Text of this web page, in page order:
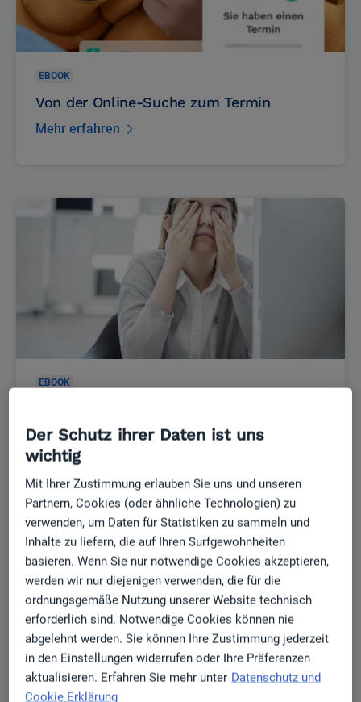
EBOOK
Von der Online-Suche zum Termin
Immer mehr Ärzte im Burnout – So
schützen Sie sich
Mehr erfahren
Der Schutz ihrer Daten ist uns
wichtig
Mit Ihrer Zustimmung erlauben Sie uns und unseren
Partnern, Cookies (oder ähnliche Technologien) zu
verwenden, um Daten für Statistiken zu sammeln und
Inhalte zu liefern, die auf Ihren Surfgewohnheiten
basieren. Wenn Sie nur notwendige Cookies akzeptieren,
werden wir nur diejenigen verwenden, die für die
ordnungsgemäße Nutzung unserer Website technisch
erforderlich sind. Notwendige Cookies können nie
abgelehnt werden. Sie können Ihre Zustimmung jederzeit
in den Einstellungen widerrufen oder Ihre Präferenzen
aktualisieren. Erfahren Sie mehr unter Datenschutz und
Cookie Erklärung